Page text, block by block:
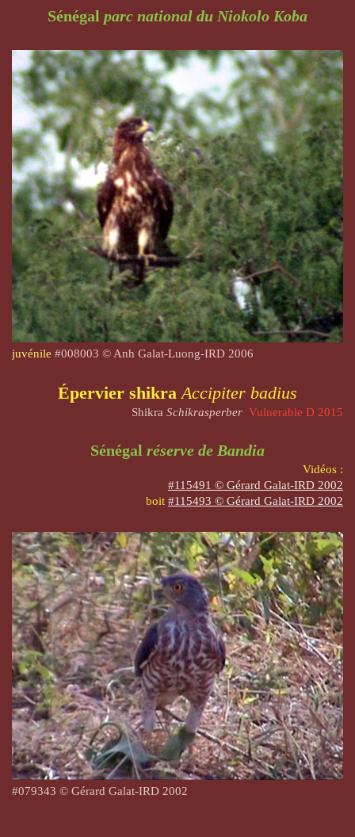
Sénégal parc national du Niokolo Koba
juvénile #008003 © Anh Galat-Luong-IRD 2006
Épervier shikra Accipiter badius
Shikra Schikrasperber Vulnerable D 2015
Sénégal réserve de Bandia
Vidéos :
#115491 © Gérard Galat-IRD 2002
boit #115493 © Gérard Galat-IRD 2002
#079343 © Gérard Galat-IRD 2002